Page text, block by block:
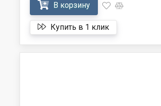
В корзину
Купить в 1 клик